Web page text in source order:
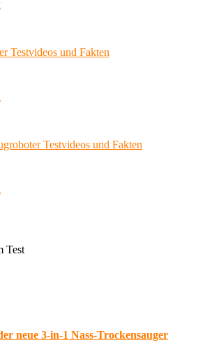
Test
neue 3-in-1 Nass-Trockensauger